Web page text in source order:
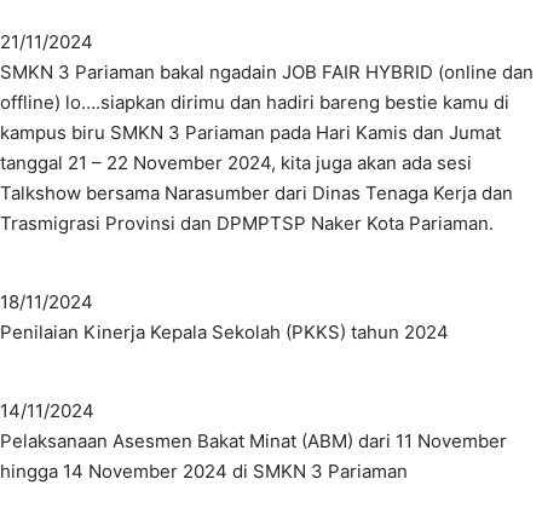
21/11/2024
SMKN 3 Pariaman bakal ngadain JOB FAIR HYBRID (online dan
offline) lo….siapkan dirimu dan hadiri bareng bestie kamu di
kampus biru SMKN 3 Pariaman pada Hari Kamis dan Jumat
tanggal 21 – 22 November 2024, kita juga akan ada sesi
Talkshow bersama Narasumber dari Dinas Tenaga Kerja dan
Trasmigrasi Provinsi dan DPMPTSP Naker Kota Pariaman.
18/11/2024
Penilaian Kinerja Kepala Sekolah (PKKS) tahun 2024
14/11/2024
Pelaksanaan Asesmen Bakat Minat (ABM) dari 11 November
hingga 14 November 2024 di SMKN 3 Pariaman